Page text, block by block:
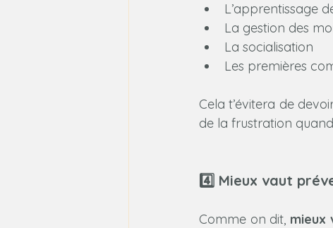
L’apprentissage
La gestion des
La socialisation
Les premières
Cela t’évitera de
de la frustration
4️⃣ Mieux vaut
Comme on dit, mieux